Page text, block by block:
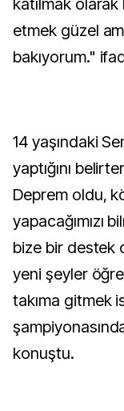
katılmak
etmek güzel
bakıyorum."
14 yaşındaki
yaptığını
Deprem oldu,
yapacağımızı
bize bir destek
yeni şeyler
takıma gitmek
konuştu.